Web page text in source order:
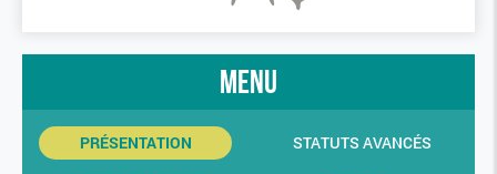
menu
PRÉSENTATION STATUTS AVANCÉS